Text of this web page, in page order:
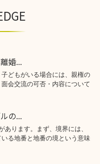
婚...
どもがいる場合には、親権の
会交流の可否・内容について
の...
あります。まず、境界には、
る地番と地番の境という意味